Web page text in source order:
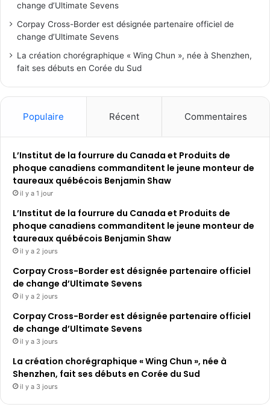
change d’Ultimate Sevens
Corpay Cross-Border est désignée partenaire officiel de
change d’Ultimate Sevens
La création chorégraphique « Wing Chun », née à Shenzhen,
fait ses débuts en Corée du Sud
Populaire Récent Commentaires
L’Institut de la fourrure du Canada et Produits de
phoque canadiens commanditent le jeune monteur de
taureaux québécois Benjamin Shaw
il y a 1 jour
L’Institut de la fourrure du Canada et Produits de
phoque canadiens commanditent le jeune monteur de
taureaux québécois Benjamin Shaw
il y a 2 jours
Corpay Cross-Border est désignée partenaire officiel
de change d’Ultimate Sevens
il y a 2 jours
Corpay Cross-Border est désignée partenaire officiel
de change d’Ultimate Sevens
il y a 3 jours
La création chorégraphique « Wing Chun », née à
Shenzhen, fait ses débuts en Corée du Sud
il y a 3 jours